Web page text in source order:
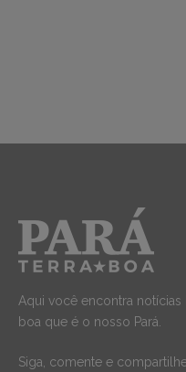
Aqui você encontra
boa que é o nosso Pará.
Siga, comente e